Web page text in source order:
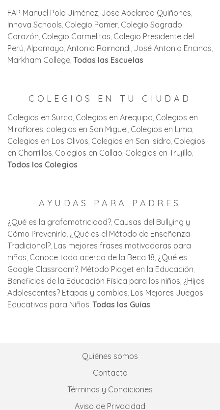
FAP Manuel Polo Jiménez Jose Abelardo Quiñones
Innova Schools Colegio Pamer Colegio Sagrado
Corazón Colegio Carmelitas Colegio Presidente del
Perú Alpamayo Antonio Raimondi José Antonio Encinas
Markham College Todas las Escuelas
COLEGIOS EN TU CIUDAD
Colegios en Surco Colegios en Arequipa Colegios en
Miraflores colegios en San Miguel Colegios en Lima
Colegios en Los Olivos Colegios en San Isidro Colegios
en Chorrillos Colegios en Callao Colegios en Trujillo
Todos los Colegios
AYUDAS PARA PADRES
¿Qué es la grafomotricidad? Causas del Bullying y
Cómo Prevenirlo ¿Qué es el Método de Enseñanza
Tradicional? Las mejores frases motivadoras para
niños Conoce todo acerca de la Beca 18 ¿Qué es
Google Classroom? Método Piaget en la Educación
Beneficios de la Educación Física para los niños ¿Hijos
Adolescentes? Etapas y cambios Los Mejores Juegos
Educativos para Niños Todas las Guías
Quiénes somos
Contacto
Términos y Condiciones
Aviso de Privacidad